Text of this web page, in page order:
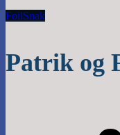
FoilSnak
Patrik og